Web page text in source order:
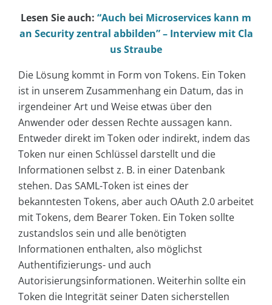
Lesen Sie auch: “Auch bei Microservices kann m
an Security zentral abbilden” – Interview mit Cla
us Straube
Die Lösung kommt in Form von Tokens. Ein Token
ist in unserem Zusammenhang ein Datum, das in
irgendeiner Art und Weise etwas über den
Anwender oder dessen Rechte aussagen kann.
Entweder direkt im Token oder indirekt, indem das
Token nur einen Schlüssel darstellt und die
Informationen selbst z. B. in einer Datenbank
stehen. Das SAML-Token ist eines der
bekanntesten Tokens, aber auch OAuth 2.0 arbeitet
mit Tokens, dem Bearer Token. Ein Token sollte
zustandslos sein und alle benötigten
Informationen enthalten, also möglichst
Authentifizierungs- und auch
Autorisierungsinformationen. Weiterhin sollte ein
Token die Integrität seiner Daten sicherstellen